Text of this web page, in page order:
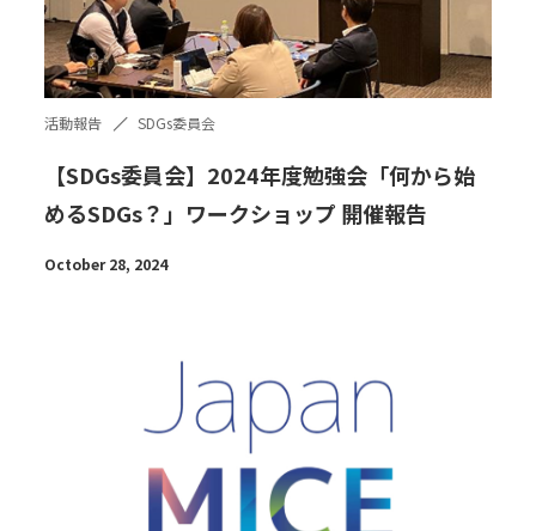
活動報告 SDGs委員会
【SDGs委員会】2024年度勉強会「何から始
めるSDGs？」ワークショップ 開催報告
October 28, 2024